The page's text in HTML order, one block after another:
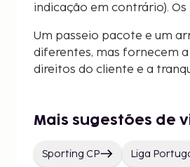
indicação em contrário).
Um passeio pacote e um
diferentes, mas fornecem
direitos do cliente e a
Mais sugestões de
Sporting CP Liga